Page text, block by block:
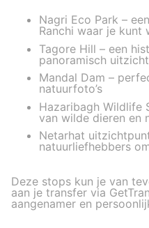
Nagri Eco Park –
Ranchi waar je kunt
Tagore Hill – een
panoramisch
Mandal Dam –
natuurfoto’s
Hazaribagh Wildlife
van wilde dieren en
Netarhat
natuurliefhebbers
Deze stops kun je van
aan je transfer via
aangenamer en